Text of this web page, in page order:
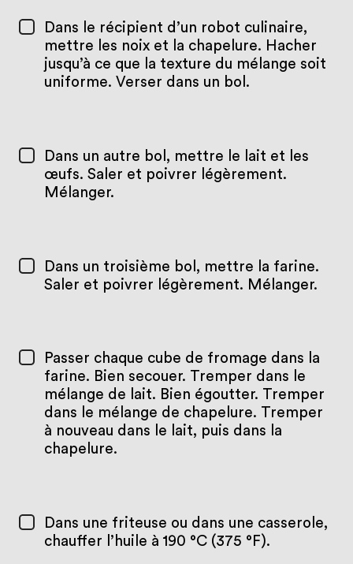
Dans le récipient d’un robot culinaire,
mettre les noix et la chapelure. Hacher
jusqu’à ce que la texture du mélange soit
uniforme. Verser dans un bol.
Dans un autre bol, mettre le lait et les
œufs. Saler et poivrer légèrement.
Mélanger.
Dans un troisième bol, mettre la farine.
Saler et poivrer légèrement. Mélanger.
Passer chaque cube de fromage dans la
farine. Bien secouer. Tremper dans le
mélange de lait. Bien égoutter. Tremper
dans le mélange de chapelure. Tremper
à nouveau dans le lait, puis dans la
chapelure.
Dans une friteuse ou dans une casserole,
chauffer l’huile à 190 °C (375 °F).